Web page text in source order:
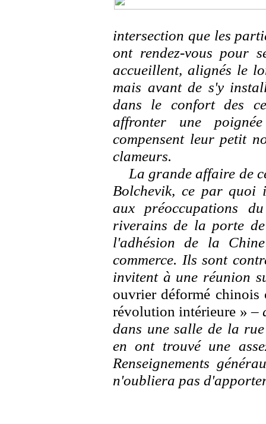
intersection que les
ont rendez-vous pour
accueillent, alignés le
mais avant de s'y
dans le confort des
affronter une
compensent leur petit
clameurs.
La grande affaire de
Bolchevik, ce par quoi
aux préoccupations
riverains de la porte
l'adhésion de la
commerce. Ils sont
invitent à une réunion
ouvrier déformé chinois
révolution intérieure » –
dans une salle de la
en ont trouvé une
Renseignements
n'oubliera pas